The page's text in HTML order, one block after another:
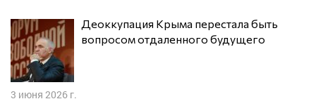
Деоккупация Крыма перестала быть
вопросом отдаленного будущего
3 июня 2026 г.